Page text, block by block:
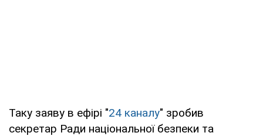
Таку заяву в ефірі "24 каналу" зробив
секретар Ради національної безпеки та